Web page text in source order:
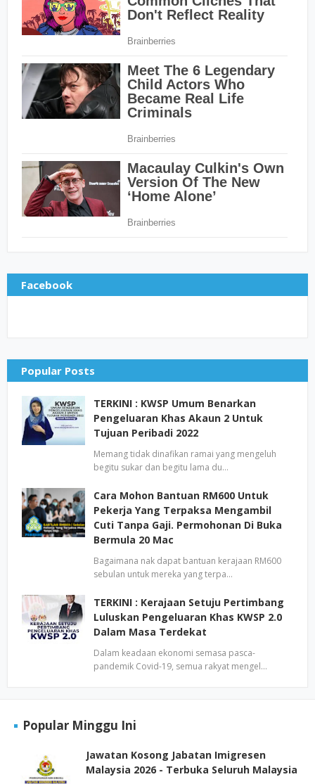
Facebook
Popular Posts
TERKINI : KWSP Umum Benarkan
Pengeluaran Khas Akaun 2 Untuk
Tujuan Peribadi 2022
Memang tidak dinafikan ramai yang mengeluh
begitu sukar dan begitu lama du…
Cara Mohon Bantuan RM600 Untuk
Pekerja Yang Terpaksa Mengambil
Cuti Tanpa Gaji. Permohonan Di Buka
Bermula 20 Mac
Bagaimana nak dapat bantuan kerajaan RM600
sebulan untuk mereka yang terpa…
TERKINI : Kerajaan Setuju Pertimbang
Luluskan Pengeluaran Khas KWSP 2.0
Dalam Masa Terdekat
Dalam keadaan ekonomi semasa pasca-
pandemik Covid-19, semua rakyat mengel…
Popular Minggu Ini
Jawatan Kosong Jabatan Imigresen
Malaysia 2026 - Terbuka Seluruh Malaysia